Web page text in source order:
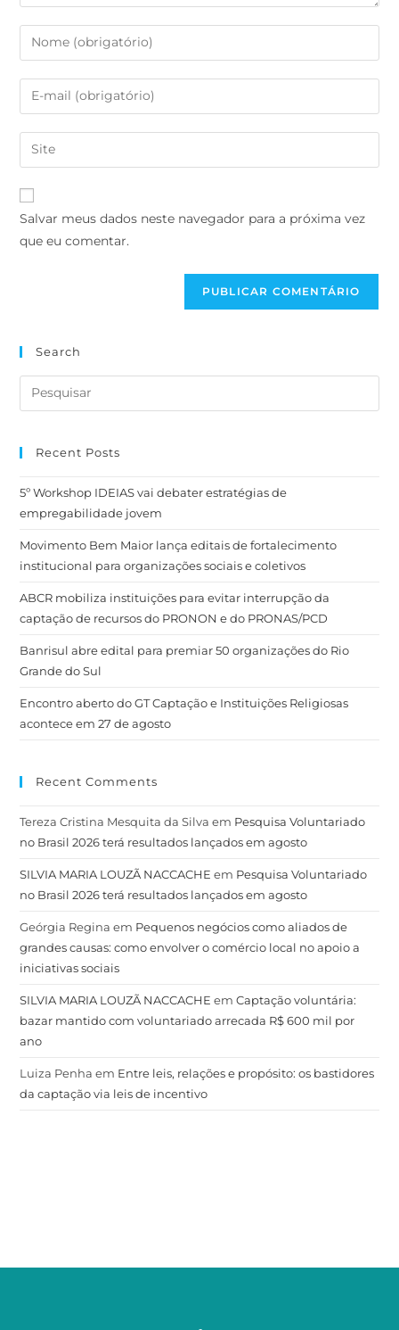
Salvar meus dados neste navegador para a próxima vez
que eu comentar.
Search
Recent Posts
5º Workshop IDEIAS vai debater estratégias de
empregabilidade jovem
Movimento Bem Maior lança editais de fortalecimento
institucional para organizações sociais e coletivos
ABCR mobiliza instituições para evitar interrupção da
captação de recursos do PRONON e do PRONAS/PCD
Banrisul abre edital para premiar 50 organizações do Rio
Grande do Sul
Encontro aberto do GT Captação e Instituições Religiosas
acontece em 27 de agosto
Recent Comments
Tereza Cristina Mesquita da Silva em Pesquisa Voluntariado
no Brasil 2026 terá resultados lançados em agosto
SILVIA MARIA LOUZÃ NACCACHE em Pesquisa Voluntariado
no Brasil 2026 terá resultados lançados em agosto
Geórgia Regina em Pequenos negócios como aliados de
grandes causas: como envolver o comércio local no apoio a
iniciativas sociais
SILVIA MARIA LOUZÃ NACCACHE emCaptação voluntária:
bazar mantido com voluntariado arrecada R$ 600 mil por
ano
Luiza Penha em Entre leis, relações e propósito: os bastidores
da captação via leis de incentivo